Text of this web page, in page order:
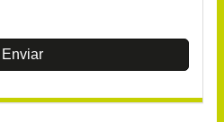
Enviar